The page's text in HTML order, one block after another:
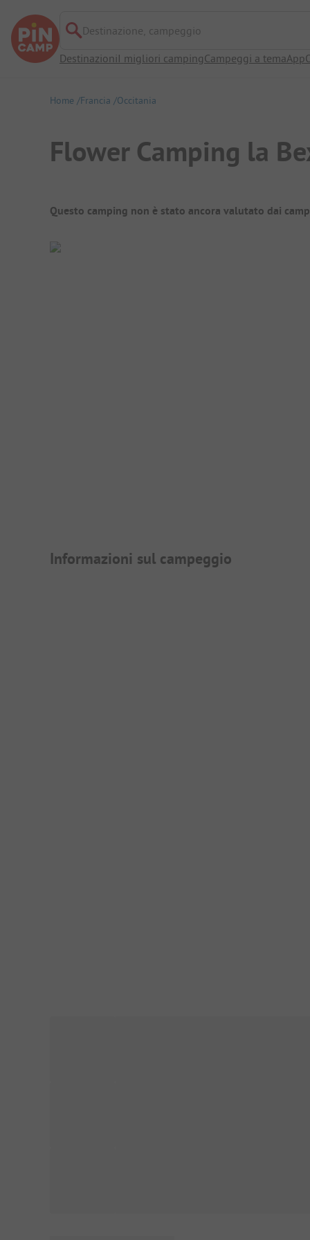
Destinazione, campeggio
DestinazioniI migliori campingCampeggi a temaApp
Home Francia Occitania
Flower Camping la
Panoramica del campeggio
Questo camping non è stato ancora valutato dai
Presentazione del
Informazioni sul campeggio